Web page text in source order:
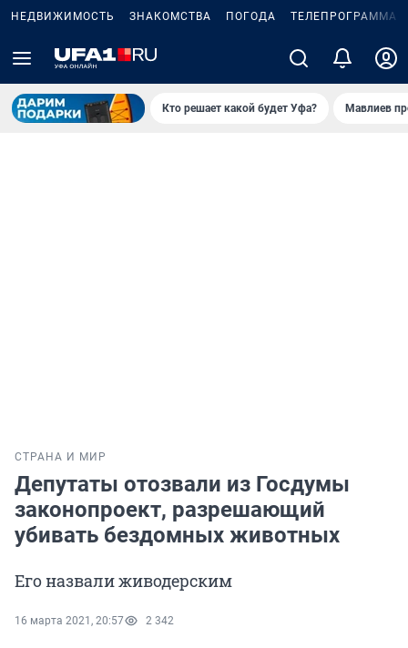
НЕДВИЖИМОСТЬ ЗНАКОМСТВА ПОГОДА ТЕЛЕПРОГРАММА
Кто решает какой будет Уфа? Мавлиев
СТРАНА И МИР
Депутаты отозвали из Госдумы
законопроект, разрешающий
убивать бездомных животных
Его назвали живодерским
16 марта 2021, 20:57 2 342